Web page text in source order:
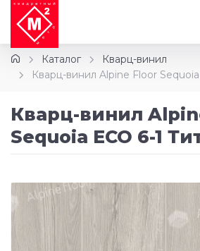
Каталог
Кварц-винил
Кварц-винил Alpine Floor
Кварц-винил
Sequoia ЕСО 6-1